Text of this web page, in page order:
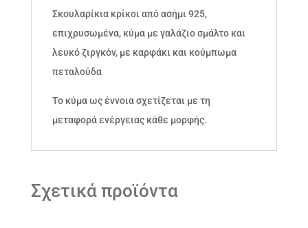
Σκουλαρίκια κρίκοι από ασήμι 925,
επιχρυσωμένα, κύμα με γαλάζιο σμάλτο και
λευκό ζιργκόν, με καρφάκι και κούμπωμα
πεταλούδα
Το κύμα ως έννοια σχετίζεται με τη
μεταφορά ενέργειας κάθε μορφής.
Σχετικά προϊόντα